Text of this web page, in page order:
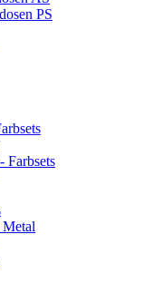
PS
Farbsets